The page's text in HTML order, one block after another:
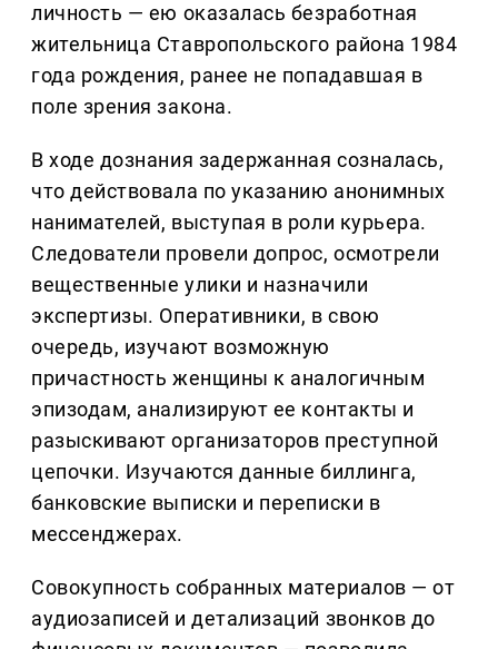
личность — ею оказалась безработная
жительница Ставропольского района 1984
года рождения, ранее не попадавшая в
поле зрения закона.
В ходе дознания задержанная созналась,
что действовала по указанию анонимных
нанимателей, выступая в роли курьера.
Следователи провели допрос, осмотрели
вещественные улики и назначили
экспертизы. Оперативники, в свою
очередь, изучают возможную
причастность женщины к аналогичным
эпизодам, анализируют ее контакты и
разыскивают организаторов преступной
цепочки. Изучаются данные биллинга,
банковские выписки и переписки в
мессенджерах.
Совокупность собранных материалов — от
аудиозаписей и детализаций звонков до